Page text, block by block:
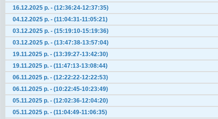
16.12.2025 р. - (12:36:24-12:37:35)
04.12.2025 р. - (11:04:31-11:05:21)
03.12.2025 р. - (15:19:10-15:19:36)
03.12.2025 р. - (13:47:38-13:57:04)
19.11.2025 р. - (13:39:27-13:42:30)
19.11.2025 р. - (11:47:13-13:08:44)
06.11.2025 р. - (12:22:22-12:22:53)
06.11.2025 р. - (10:22:45-10:23:49)
05.11.2025 р. - (12:02:36-12:04:20)
05.11.2025 р. - (11:04:49-11:06:35)